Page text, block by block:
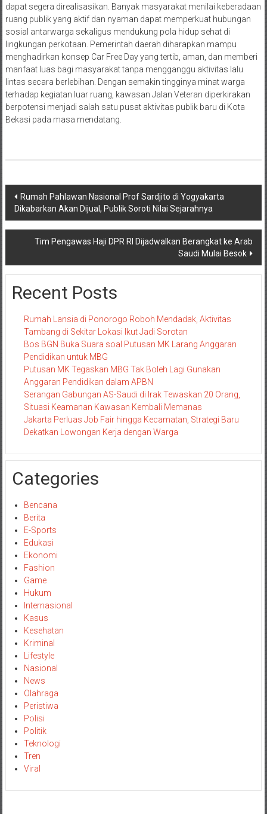
dapat segera direalisasikan. Banyak masyarakat menilai keberadaan
ruang publik yang aktif dan nyaman dapat memperkuat hubungan
sosial antarwarga sekaligus mendukung pola hidup sehat di
lingkungan perkotaan. Pemerintah daerah diharapkan mampu
menghadirkan konsep Car Free Day yang tertib, aman, dan memberi
manfaat luas bagi masyarakat tanpa mengganggu aktivitas lalu
lintas secara berlebihan. Dengan semakin tingginya minat warga
terhadap kegiatan luar ruang, kawasan Jalan Veteran diperkirakan
berpotensi menjadi salah satu pusat aktivitas publik baru di Kota
Bekasi pada masa mendatang.
Navigasi
pos
Rumah Pahlawan Nasional Prof Sardjito di Yogyakarta
Dikabarkan Akan Dijual, Publik Soroti Nilai Sejarahnya
Tim Pengawas Haji DPR RI Dijadwalkan Berangkat ke Arab
Saudi Mulai Besok
Recent Posts
Rumah Lansia di Ponorogo Roboh Mendadak, Aktivitas
Tambang di Sekitar Lokasi Ikut Jadi Sorotan
Bos BGN Buka Suara soal Putusan MK Larang Anggaran
Pendidikan untuk MBG
Putusan MK Tegaskan MBG Tak Boleh Lagi Gunakan
Anggaran Pendidikan dalam APBN
Serangan Gabungan AS-Saudi di Irak Tewaskan 20 Orang,
Situasi Keamanan Kawasan Kembali Memanas
Jakarta Perluas Job Fair hingga Kecamatan, Strategi Baru
Dekatkan Lowongan Kerja dengan Warga
Categories
Bencana
Berita
E-Sports
Edukasi
Ekonomi
Fashion
Game
Hukum
Internasional
Kasus
Kesehatan
Kriminal
Lifestyle
Nasional
News
Olahraga
Peristiwa
Polisi
Politik
Teknologi
Tren
Viral